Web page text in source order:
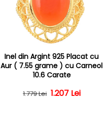
Inel din Argint 925 Placat cu
Aur ( 7.55 grame ) cu Carneol
10.6 Carate
Preț obișnuit
1.779 Lei Preț redus
1.207 Lei